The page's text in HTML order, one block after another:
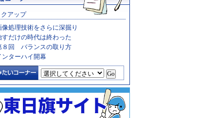
アップ
像処理技術をさらに深掘り
すだけの時代は終わった
８回 バランスの取り方
ンターハイ開幕